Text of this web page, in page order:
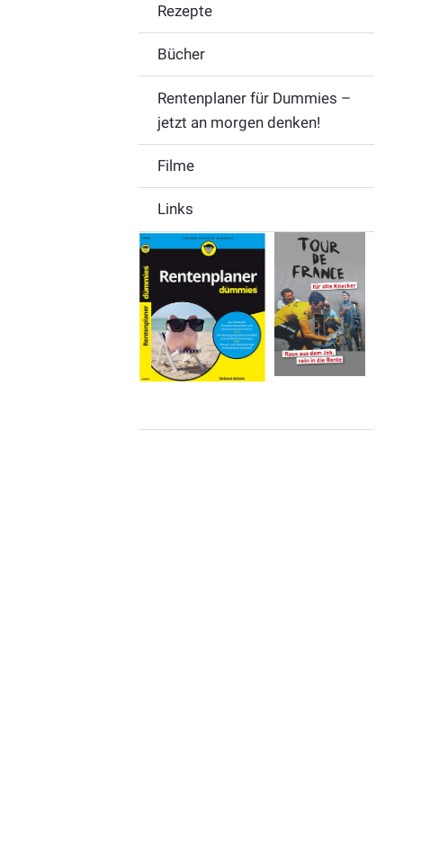
Rezepte
Bücher
Rentenplaner für Dummies –
jetzt an morgen denken!
Filme
Links